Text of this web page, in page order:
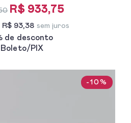
R$ 933,75
R$ 93,38 sem juros
de desconto
Boleto/PIX
-10%